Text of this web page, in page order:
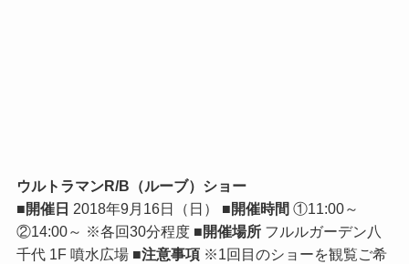
ウルトラマンR/B（ルーブ）ショー
■開催日 2018年9月16日（日） ■開催時間 ①11:00～
②14:00～ ※各回30分程度 ■開催場所フルルガーデン八
千代 1F 噴水広場 ■注意事項※1回目のショーを観覧ご希